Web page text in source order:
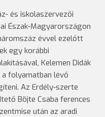
és iskolaszervezői
Észak-Magyarországon
évvel ezelőtt
egy korábbi
Kelemen Didák
folyamatban lévő
Az Erdély-szerte
Böjte Csaba ferences
után az aradi